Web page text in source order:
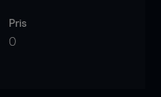
Pris
0